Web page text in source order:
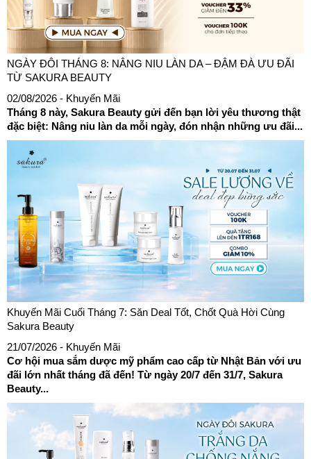
NGÀY ĐÔI THÁNG 8: NÂNG NIU LÀN DA – ĐẬM ĐÀ ƯU ĐÃI
TỪ SAKURA BEAUTY
02/08/2026 - Khuyến Mãi
Tháng 8 này, Sakura Beauty gửi đến bạn lời yêu thương thật
đặc biệt: Nâng niu làn da mỗi ngày, đón nhận những ưu đãi...
Khuyến Mãi Cuối Tháng 7: Săn Deal Tốt, Chốt Quà Hời Cùng
Sakura Beauty
21/07/2026 - Khuyến Mãi
Cơ hội mua sắm dược mỹ phẩm cao cấp từ Nhật Bản với ưu
đãi lớn nhất tháng đã đến! Từ ngày 20/7 đến 31/7, Sakura
Beauty...